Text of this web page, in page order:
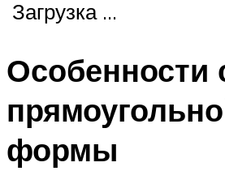
Загрузка …
Особенности
формы